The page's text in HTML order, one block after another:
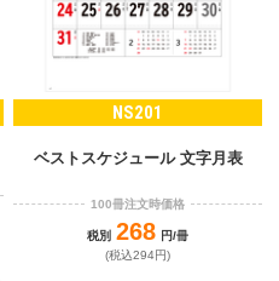
NS201
ベストスケジュール 文字月表
100冊注文時価格
税別 268 円/冊
(税込294円)